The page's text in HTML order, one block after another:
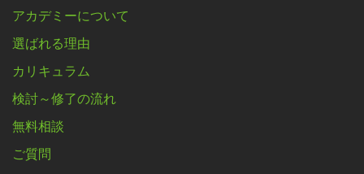
アカデミーについて
選ばれる理由
カリキュラム
検討～修了の流れ
無料相談
ご質問